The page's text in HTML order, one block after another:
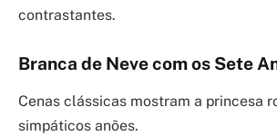
contrastantes.
Branca de Neve com os Sete
Cenas clássicas mostram a princesa
simpáticos anões.